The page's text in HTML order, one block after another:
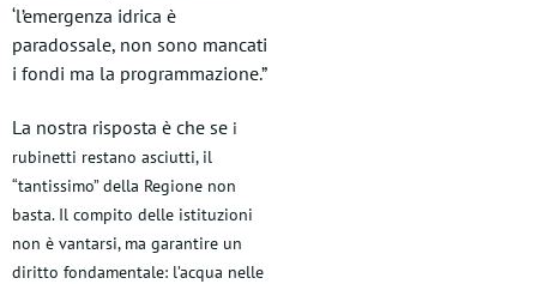
‘l’emergenza idrica è
paradossale, non sono mancati
i fondi ma la programmazione.”
La nostra risposta è che se i
rubinetti restano asciutti, il
“tantissimo” della Regione non
basta. Il compito delle istituzioni
non è vantarsi, ma garantire un
diritto fondamentale: l’acqua nelle